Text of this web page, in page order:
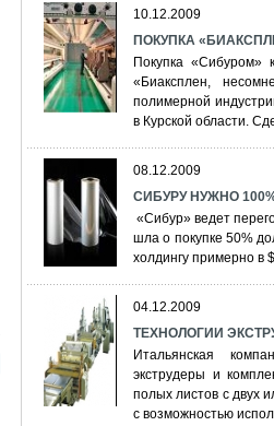
10.12.2009
ПОКУПКА
Покупка «Сибуром»
«Биаксплен,
полимерной
в Курской области.
08.12.2009
СИБУРУ НУЖНО
«Сибур» ведет
шла о покупке 50%
холдингу примерно в
04.12.2009
ТЕХНОЛОГИИ
Итальянская
экструдеры и
полых листов с двух
c возможностью